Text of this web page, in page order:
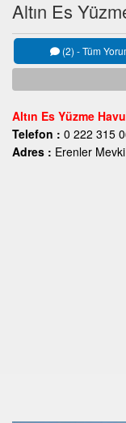
Altın Es
(2) - Tüm
Altın Es Yüzme
Telefon : 0 222 315
Adres : Erenler